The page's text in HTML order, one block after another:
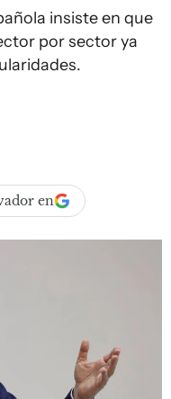
insiste en que
por sector ya
en